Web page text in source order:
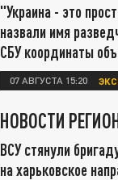
"Украина - это
назвали имя
СБУ координаты
07 АВГУСТА 15:20
НОВОСТИ
ВСУ стянули
на харьковское